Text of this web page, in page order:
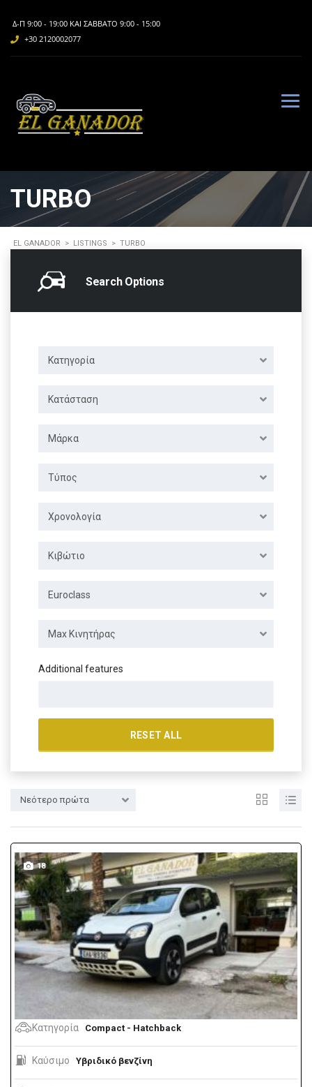
Δ-Π 9:00 - 19:00 ΚΑΙ ΣΆΒΒΑΤΟ 9:00 - 15:00
+30 2120002077
TURBO
EL GANADOR > LISTINGS > TURBO
Search Options
Κατηγορία
Κατάσταση
Μάρκα
Τύπος
Χρονολογία
Κιβώτιο
Euroclass
Max Κινητήρας
Additional features
RESET ALL
Νεότερο πρώτα
18
Κατηγορία Compact - Hatchback
Καύσιμο Υβριδικό βενζίνη